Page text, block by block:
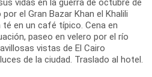
el Gran Bazar Khan el Khalili
en un café típico. Cena en
paseo en velero por el río
vistas de El Cairo
de la ciudad. Traslado al hotel.